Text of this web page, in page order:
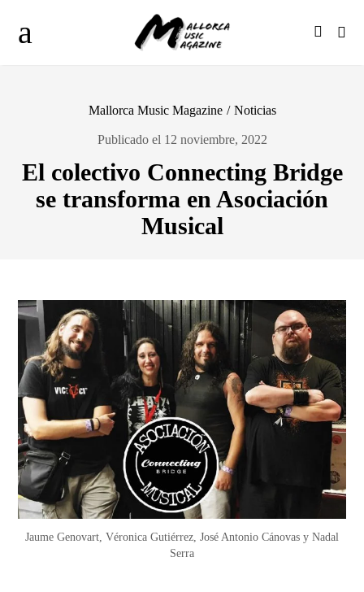
Mallorca Music Magazine / Noticias
Publicado el 12 noviembre, 2022
El colectivo Connecting Bridge
se transforma en Asociación
Musical
Jaume Genovart, Véronica Gutiérrez, José Antonio Cánovas y Nadal
Serra